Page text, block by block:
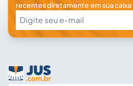
recentes diretamente em sua